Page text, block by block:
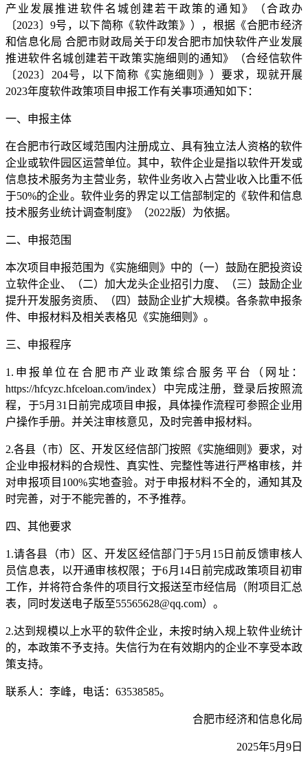
产业发展推进软件名城创建若干政策的通知》（合政办
〔2023〕9号，以下简称《软件政策》），根据《合肥市经济
和信息化局 合肥市财政局关于印发合肥市加快软件产业发展
推进软件名城创建若干政策实施细则的通知》（合经信软件
〔2023〕204号，以下简称《实施细则》）要求，现就开展
2023年度软件政策项目申报工作有关事项通知如下：
一、申报主体
在合肥市行政区域范围内注册成立、具有独立法人资格的软件
企业或软件园区运营单位。其中，软件企业是指以软件开发或
信息技术服务为主营业务，软件业务收入占营业收入比重不低
于50%的企业。软件业务的界定以工信部制定的《软件和信息
技术服务业统计调查制度》（2022版）为依据。
二、申报范围
本次项目申报范围为《实施细则》中的（一）鼓励在肥投资设
立软件企业、（二）加大龙头企业招引力度、（三）鼓励企业
提升开发服务资质、（四）鼓励企业扩大规模。各条款申报条
件、申报材料及相关表格见《实施细则》。
三、申报程序
1.申报单位在合肥市产业政策综合服务平台（网址：
https://hfcyzc.hfceloan.com/index）中完成注册，登录后按照流
程，于5月31日前完成项目申报，具体操作流程可参照企业用
户操作手册。并关注审核意见，及时完善申报材料。
2.各县（市）区、开发区经信部门按照《实施细则》要求，对
企业申报材料的合规性、真实性、完整性等进行严格审核，并
对申报项目100%实地查验。对于申报材料不全的，通知其及
时完善，对于不能完善的，不予推荐。
四、其他要求
1.请各县（市）区、开发区经信部门于5月15日前反馈审核人
员信息表，以开通审核权限；于6月14日前完成政策项目初审
工作，并将符合条件的项目行文报送至市经信局（附项目汇总
表，同时发送电子版至55565628@qq.com）。
2.达到规模以上水平的软件企业，未按时纳入规上软件业统计
的，本政策不予支持。失信行为在有效期内的企业不享受本政
策支持。
联系人：李峰，电话：63538585。
合肥市经济和信息化局
2025年5月9日